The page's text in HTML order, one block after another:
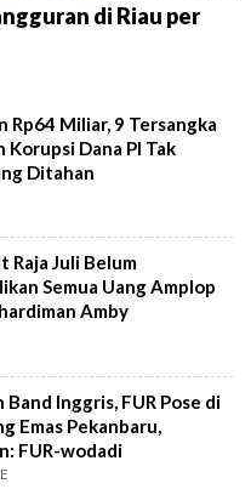
di Riau per
Rp64 Miliar, 9 Tersangka
Korupsi Dana PI Tak
Ditahan
Raja Juli Belum
Semua Uang Amplop
Amby
Band Inggris, FUR Pose di
Emas Pekanbaru,
FUR-wodadi